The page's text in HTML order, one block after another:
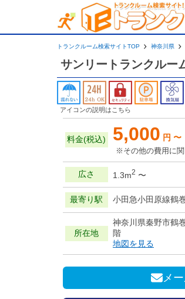
トランクルーム検索サイトTOP 神奈川県
サンリートランクルー
アイコンの説明はこちら
料金(税込) 5,000 円 〜
※その他の費用に関
広さ 1.3m2 〜
最寄り駅 小田急小田原線鶴
所在地
神奈川県秦野市鶴
階
地図を見る
メ